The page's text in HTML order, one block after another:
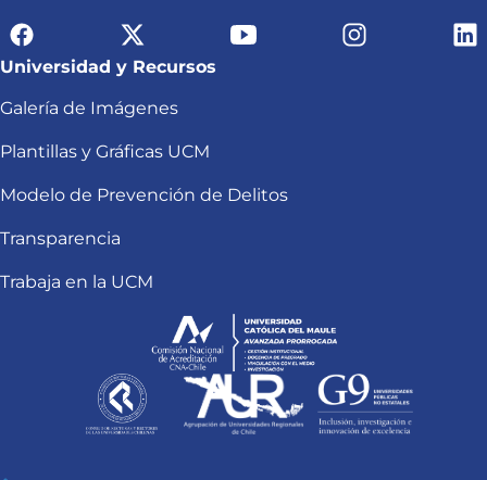
Universidad y Recursos
Galería de Imágenes
Plantillas y Gráficas UCM
Modelo de Prevención de Delitos
Transparencia
Trabaja en la UCM